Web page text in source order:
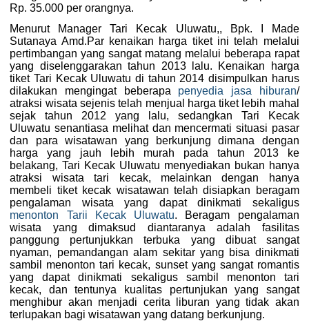
Rp. 35.000 per orangnya.
Menurut Manager Tari Kecak Uluwatu,, Bpk. I Made
Sutanaya Amd.Par kenaikan harga tiket ini telah melalui
pertimbangan yang sangat matang melalui beberapa rapat
yang diselenggarakan tahun 2013 lalu. Kenaikan harga
tiket Tari Kecak Uluwatu di tahun 2014 disimpulkan harus
dilakukan mengingat beberapa penyedia jasa hiburan/
atraksi wisata sejenis telah menjual harga tiket lebih mahal
sejak tahun 2012 yang lalu, sedangkan Tari Kecak
Uluwatu senantiasa melihat dan mencermati situasi pasar
dan para wisatawan yang berkunjung dimana dengan
harga yang jauh lebih murah pada tahun 2013 ke
belakang, Tari Kecak Uluwatu menyediakan bukan hanya
atraksi wisata tari kecak, melainkan dengan hanya
membeli tiket kecak wisatawan telah disiapkan beragam
pengalaman wisata yang dapat dinikmati sekaligus
menonton Tarii Kecak Uluwatu. Beragam pengalaman
wisata yang dimaksud diantaranya adalah fasilitas
panggung pertunjukkan terbuka yang dibuat sangat
nyaman, pemandangan alam sekitar yang bisa dinikmati
sambil menonton tari kecak, sunset yang sangat romantis
yang dapat dinikmati sekaligus sambil menonton tari
kecak, dan tentunya kualitas pertunjukan yang sangat
menghibur akan menjadi cerita liburan yang tidak akan
terlupakan bagi wisatawan yang datang berkunjung.